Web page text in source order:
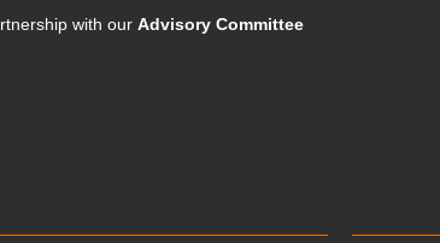
with ourAdvisory Committee